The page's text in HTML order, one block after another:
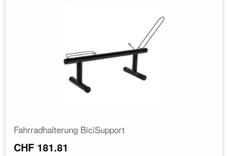
Fahrradhalterung BiciSupport
CHF 181.81